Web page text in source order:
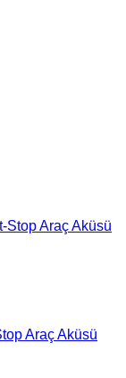
Araç Aküsü